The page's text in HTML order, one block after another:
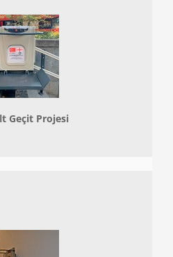
Geçit Projesi